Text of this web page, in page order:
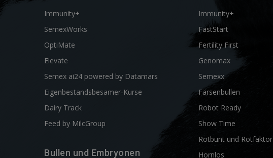
Immunity+
SemexWorks
OptiMate
Elevate
Semex ai24 powered by Datamars
Eigenbestandsbesamer-Kurse
Dairy Track
Feed by MilcGroup
Bullen und Embryonen
Immunity+
FastStart
Fertility First
Genomax
Semexx
Färsenbullen
Robot Ready
Show Time
Rotbunt und Rotfaktor
Hornlos